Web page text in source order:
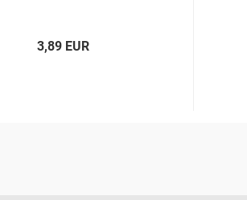
3,89 EUR